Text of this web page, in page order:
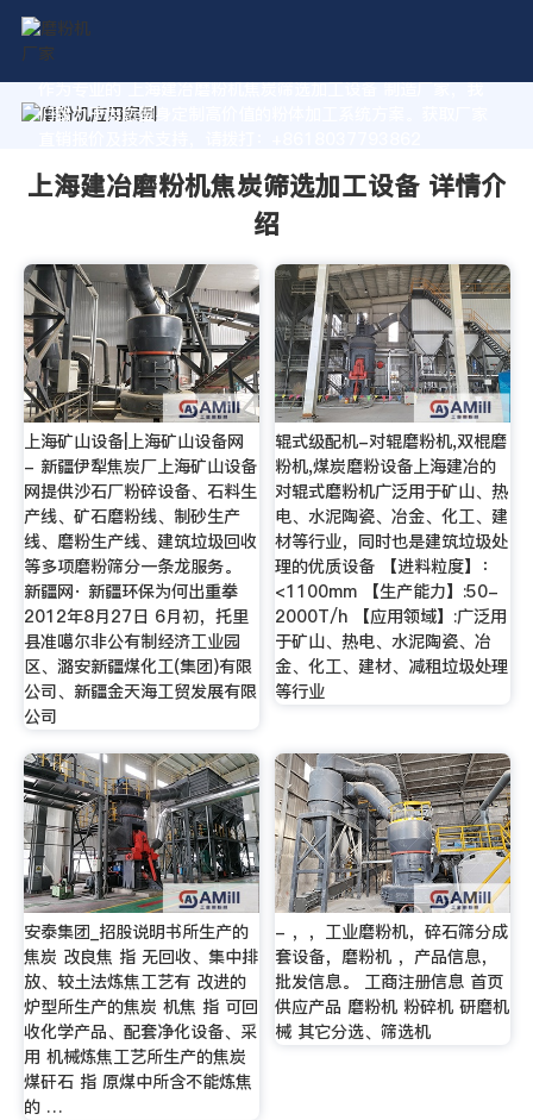
作为专业的 上海建冶磨粉机焦炭筛选加工设备 制造厂家，我
们致力于为您量身定制高价值的粉体加工系统方案。获取厂家
上海建冶磨粉机焦炭筛选加工设备 详情介
绍
上海矿山设备|上海矿山设备网
- 新疆伊犁焦炭厂上海矿山设备
网提供沙石厂粉碎设备、石料生
产线、矿石磨粉线、制砂生产
线、磨粉生产线、建筑垃圾回收
等多项磨粉筛分一条龙服务。
新疆网· 新疆环保为何出重拳
2012年8月27日 6月初，托里
县准噶尔非公有制经济工业园
区、潞安新疆煤化工(集团)有限
公司、新疆金天海工贸发展有限
公司
辊式级配机-对辊磨粉机,双棍磨
粉机,煤炭磨粉设备上海建冶的
对辊式磨粉机广泛用于矿山、热
电、水泥陶瓷、冶金、化工、建
材等行业，同时也是建筑垃圾处
理的优质设备 【进料粒度】：
<1100mm 【生产能力】:50-
2000T/h 【应用领域】:广泛用
于矿山、热电、水泥陶瓷、冶
金、化工、建材、减租垃圾处理
等行业
安泰集团_招股说明书所生产的
焦炭 改良焦 指 无回收、集中排
放、较土法炼焦工艺有 改进的
炉型所生产的焦炭 机焦 指 可回
收化学产品、配套净化设备、采
用 机械炼焦工艺所生产的焦炭
煤矸石 指 原煤中所含不能炼焦
的 …
- ，，工业磨粉机，碎石筛分成
套设备，磨粉机 ，产品信息，
批发信息。 工商注册信息 首页
供应产品 磨粉机 粉碎机 研磨机
械 其它分选、筛选机